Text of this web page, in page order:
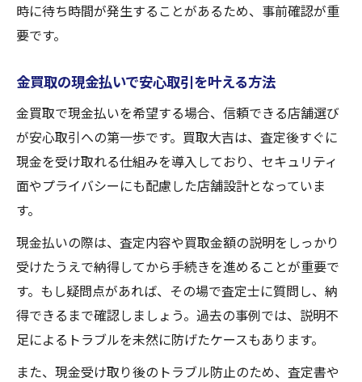
時に待ち時間が発生することがあるため、事前確認が重
要です。
金買取の現金払いで安心取引を叶える方法
金買取で現金払いを希望する場合、信頼できる店舗選び
が安心取引への第一歩です。買取大吉は、査定後すぐに
現金を受け取れる仕組みを導入しており、セキュリティ
面やプライバシーにも配慮した店舗設計となっていま
す。
現金払いの際は、査定内容や買取金額の説明をしっかり
受けたうえで納得してから手続きを進めることが重要で
す。もし疑問点があれば、その場で査定士に質問し、納
得できるまで確認しましょう。過去の事例では、説明不
足によるトラブルを未然に防げたケースもあります。
また、現金受け取り後のトラブル防止のため、査定書や